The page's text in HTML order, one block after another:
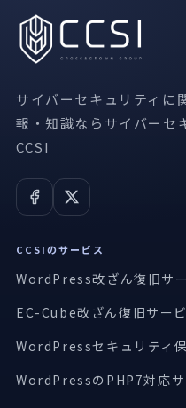
サイバーセキュリティに
報・知識ならサイバーセ
CCSI
CCSIのサービス
WordPress改ざん復旧サ
EC-Cube改ざん復旧サー
WordPressセキュリティ
WordPressのPHP7対応サ